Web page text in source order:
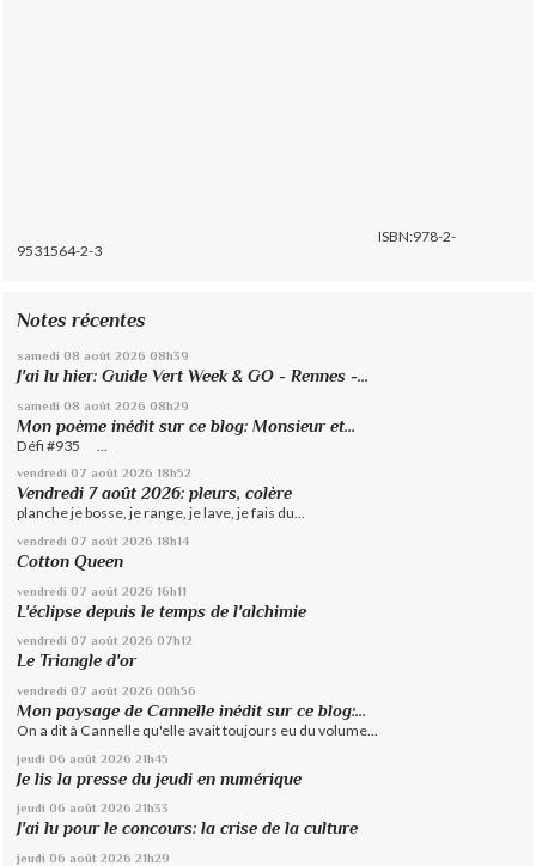
ISBN:978-2-
9531564-2-3
Notes récentes
samedi 08 août 2026 08h39
J'ai lu hier: Guide Vert Week & GO - Rennes -...
samedi 08 août 2026 08h29
Mon poème inédit sur ce blog: Monsieur et...
Défi #935 ...
vendredi 07 août 2026 18h52
Vendredi 7 août 2026: pleurs, colère
planche je bosse, je range, je lave, je fais du...
vendredi 07 août 2026 18h14
Cotton Queen
vendredi 07 août 2026 16h11
L'éclipse depuis le temps de l'alchimie
vendredi 07 août 2026 07h12
Le Triangle d'or
vendredi 07 août 2026 00h56
Mon paysage de Cannelle inédit sur ce blog:...
On a dit à Cannelle qu'elle avait toujours eu du volume...
jeudi 06 août 2026 21h45
Je lis la presse du jeudi en numérique
jeudi 06 août 2026 21h33
J'ai lu pour le concours: la crise de la culture
jeudi 06 août 2026 21h29